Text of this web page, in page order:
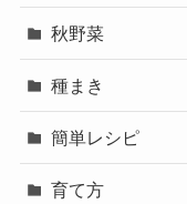
秋野菜
種まき
簡単レシピ
育て方